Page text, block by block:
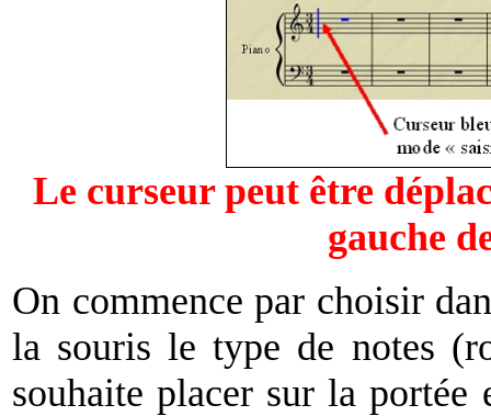
Le curseur peut être
gauche
On commence par choisir
la souris le type de notes
souhaite placer sur la portée